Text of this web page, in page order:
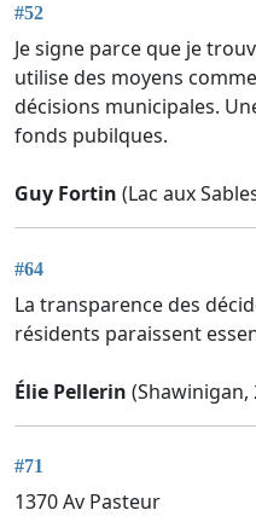
#52
Je signe parce que je
utilise des moyens
décisions municipales.
fonds pubilques.
Guy Fortin (Lac aux
#64
La transparence des
résidents paraissent
Élie Pellerin (Shawinigan,
#71
1370 Av Pasteur